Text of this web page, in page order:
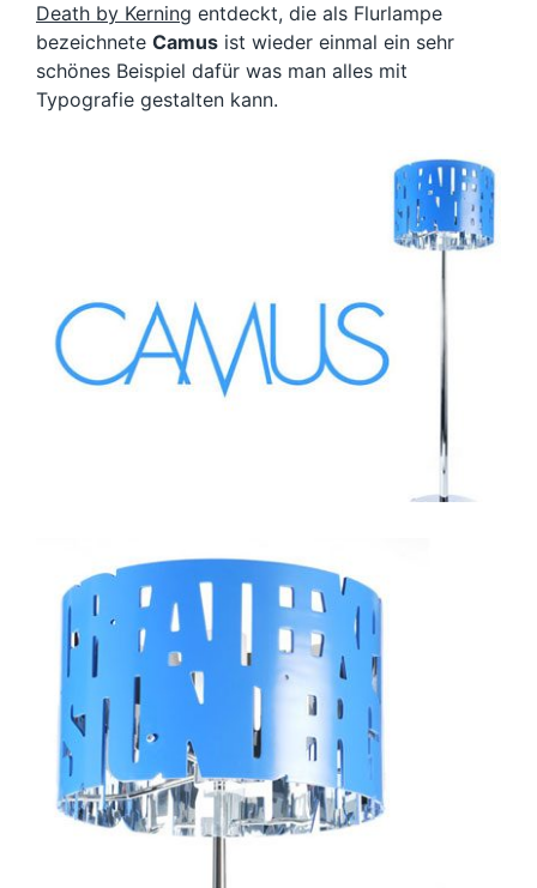
Death by Kerning entdeckt, die als Flurlampe
bezeichnete Camus ist wieder einmal ein sehr
schönes Beispiel dafür was man alles mit
Typografie gestalten kann.